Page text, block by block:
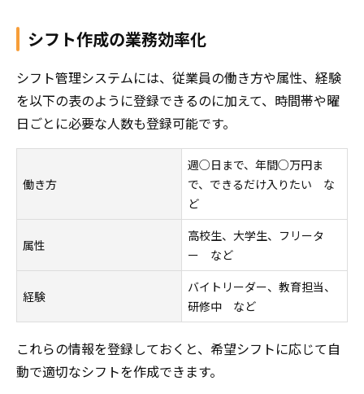
シフト作成の業務効率化
シフト管理システムには、従業員の働き方や属性、経験
を以下の表のように登録できるのに加えて、時間帯や曜
日ごとに必要な人数も登録可能です。
働き方
週○日まで、年間○万円ま
で、できるだけ入りたい な
ど
属性
高校生、大学生、フリータ
ー など
経験
バイトリーダー、教育担当、
研修中 など
これらの情報を登録しておくと、希望シフトに応じて自
動で適切なシフトを作成できます。